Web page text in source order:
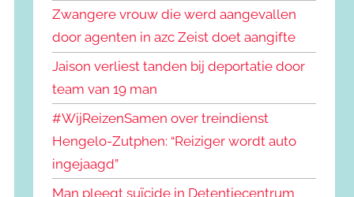
Zwangere vrouw die werd aangevallen
door agenten in azc Zeist doet aangifte
Jaison verliest tanden bij deportatie door
team van 19 man
#WijReizenSamen over treindienst
Hengelo-Zutphen: “Reiziger wordt auto
ingejaagd”
Man pleegt suïcide in Detentiecentrum